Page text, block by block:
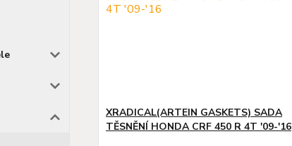
XRADICAL(ARTEIN GASKETS) SADA
TĚSNĚNÍ HONDA CRF 450 R 4T '09-'16